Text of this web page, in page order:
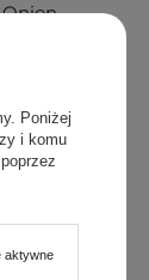
24szt.
zł
Poniżej
i komu
aktywne